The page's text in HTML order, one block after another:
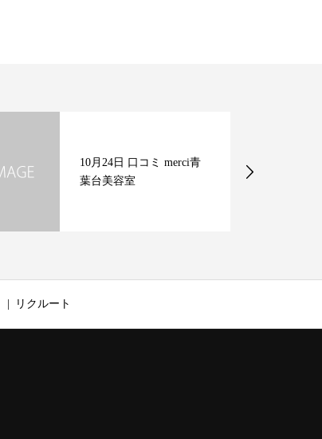
10月24日 口コミ merci青
葉台美容室
リクルート